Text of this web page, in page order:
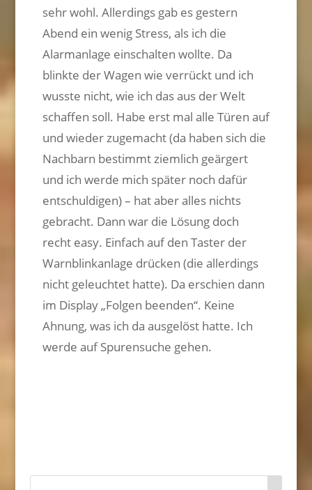
sehr wohl. Allerdings gab es gestern
Abend ein wenig Stress, als ich die
Alarmanlage einschalten wollte. Da
blinkte der Wagen wie verrückt und ich
wusste nicht, wie ich das aus der Welt
schaffen soll. Habe erst mal alle Türen auf
und wieder zugemacht (da haben sich die
Nachbarn bestimmt ziemlich geärgert
und ich werde mich später noch dafür
entschuldigen) – hat aber alles nichts
gebracht. Dann war die Lösung doch
recht easy. Einfach auf den Taster der
Warnblinkanlage drücken (die allerdings
nicht geleuchtet hatte). Da erschien dann
im Display „Folgen beenden“. Keine
Ahnung, was ich da ausgelöst hatte. Ich
werde auf Spurensuche gehen.